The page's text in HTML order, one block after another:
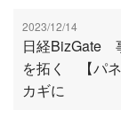
2023/12/14
日経BizGate
を拓く 【パ
カギに